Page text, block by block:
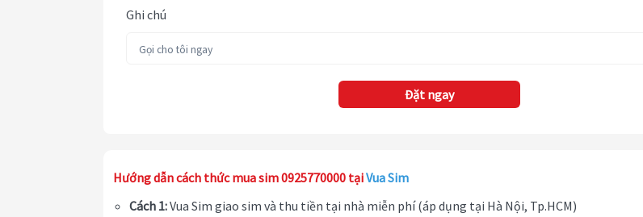
Ghi chú
Đặt ngay
Hướng dẫn cách thức mua sim 0925770000 tạiVua Sim
Cách 1:Vua Sim giao sim và thu tiền tại nhà miễn phí (áp dụng tại Hà Nội, Tp.HCM)